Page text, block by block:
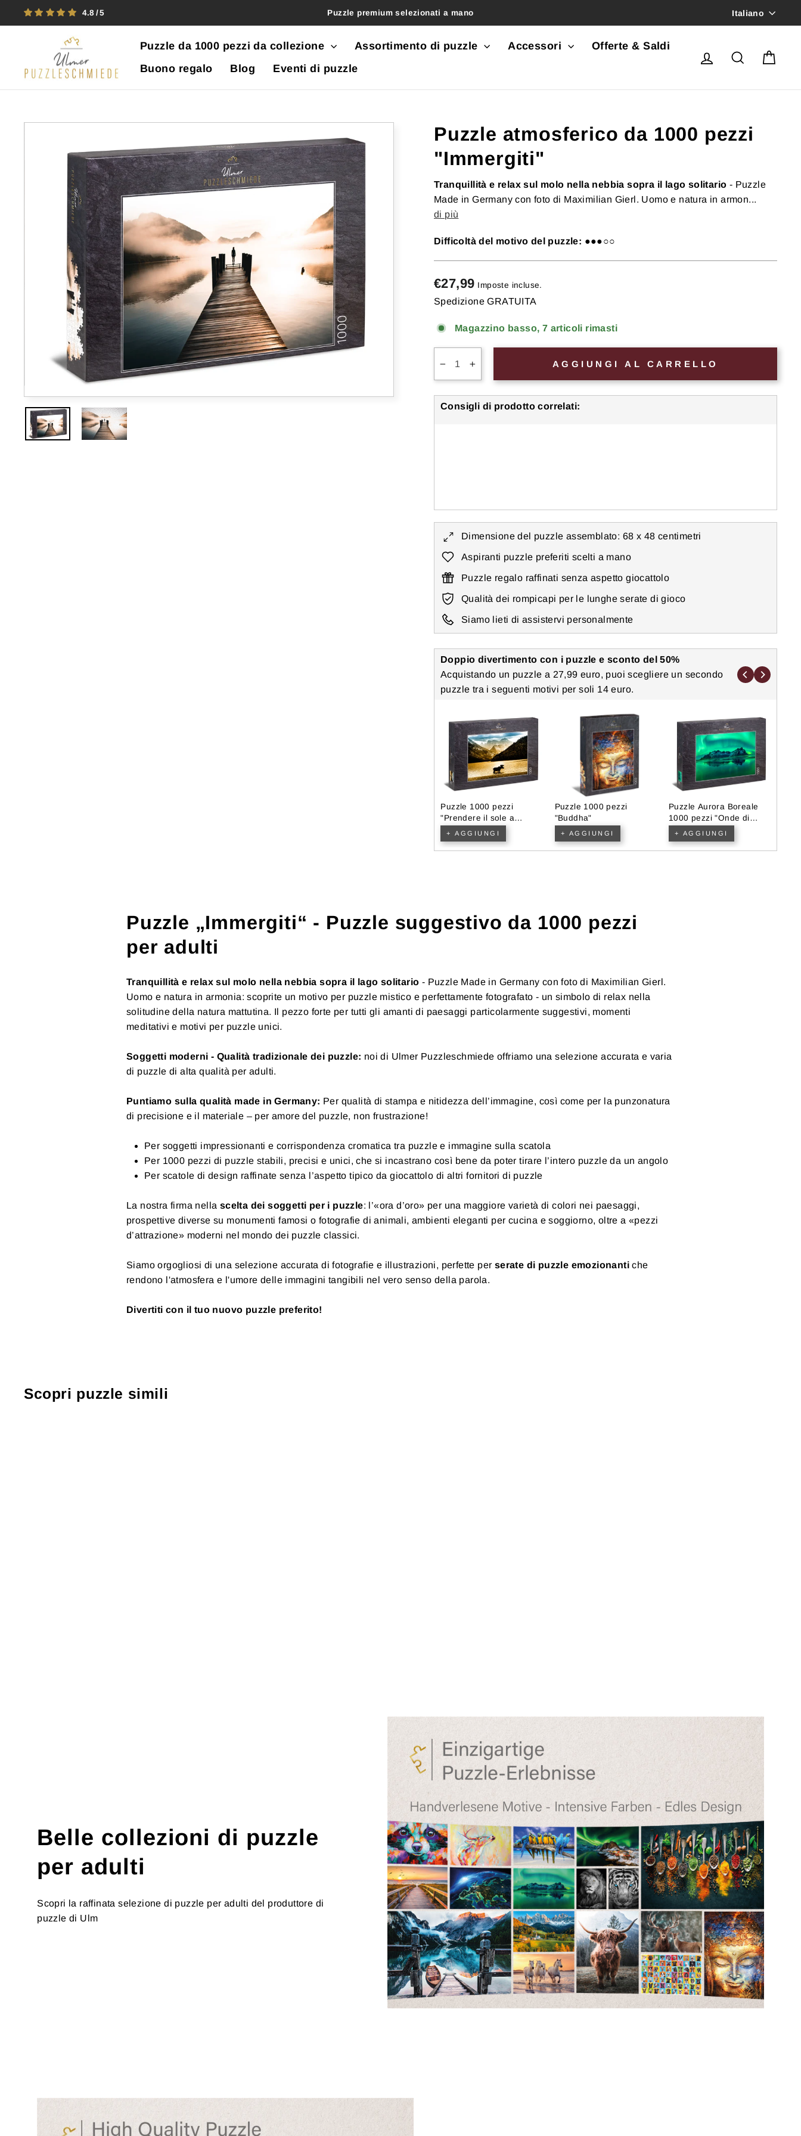
4.8 Puzzle premium selezionati a mano Lingua
Italiano
Puzzle da 1000 pezzi da collezione Assortimento di puzzle Accessori
Offerte & Saldi
Buono regalo
Blog Eventi di puzzle
Accedi Cerca
Puzzle atmosferico da 1000 pezzi
"Immergiti"
Tranquillità e relax sul molo nella nebbia sopra il lago solitario - Puzzle
Made in Germany con foto di Maximilian Gierl. Uomo e natura in armon...
di più
Difficoltà del motivo del puzzle: ●●●○○
Prezzo
listino
€27,99 Imposte incluse.
Spedizione GRATUITA
Magazzino basso, 7 articoli rimasti
AGGIUNGI AL CARRELLO
Consigli di prodotto correlati:
Dimensione del puzzle assemblato: 68 x 48 centimetri
Aspiranti puzzle preferiti scelti a mano
Puzzle regalo raffinati senza aspetto giocattolo
Qualità dei rompicapi per le lunghe serate di gioco
Siamo lieti di assistervi personalmente
Doppio divertimento con i puzzle e sconto del 50%
Acquistando un puzzle a 27,99 euro, puoi scegliere un secondo
puzzle tra i seguenti motivi per soli 14 euro.
Puzzle 1000 pezzi
"Prendere il sole a
mezzanotte"
+ AGGIUNGI
Puzzle 1000 pezzi
"Buddha"
+ AGGIUNGI
Puzzle Aurora Boreale
1000 pezzi "Onde di
ghiac...
+ AGGIUNGI
Puzzle „Immergiti“ - Puzzle suggestivo da 1000 pezzi
per adulti
Tranquillità e relax sul molo nella nebbia sopra il lago solitario - Puzzle Made in Germany con foto di Maximilian Gierl.
Uomo e natura in armonia: scoprite un motivo per puzzle mistico e perfettamente fotografato - un simbolo di relax nella
solitudine della natura mattutina. Il pezzo forte per tutti gli amanti di paesaggi particolarmente suggestivi, momenti
meditativi e motivi per puzzle unici.
Soggetti moderni - Qualità tradizionale dei puzzle: noi di Ulmer Puzzleschmiede offriamo una selezione accurata e varia
di puzzle di alta qualità per adulti.
Puntiamo sulla qualità made in Germany: Per qualità di stampa e nitidezza dell’immagine, così come per la punzonatura
di precisione e il materiale – per amore del puzzle, non frustrazione!
Per soggetti impressionanti e corrispondenza cromatica tra puzzle e immagine sulla scatola
Per 1000 pezzi di puzzle stabili, precisi e unici, che si incastrano così bene da poter tirare l’intero puzzle da un angolo
Per scatole di design raffinate senza l’aspetto tipico da giocattolo di altri fornitori di puzzle
La nostra firma nella scelta dei soggetti per i puzzle: l’«ora d’oro» per una maggiore varietà di colori nei paesaggi,
prospettive diverse su monumenti famosi o fotografie di animali, ambienti eleganti per cucina e soggiorno, oltre a «pezzi
d’attrazione» moderni nel mondo dei puzzle classici.
Siamo orgogliosi di una selezione accurata di fotografie e illustrazioni, perfette per serate di puzzle emozionanti che
rendono l'atmosfera e l'umore delle immagini tangibili nel vero senso della parola.
Divertiti con il tuo nuovo puzzle preferito!
Scopri puzzle simili
Belle collezioni di puzzle
per adulti
Scopri la raffinata selezione di puzzle per adulti del produttore di
puzzle di Ulm